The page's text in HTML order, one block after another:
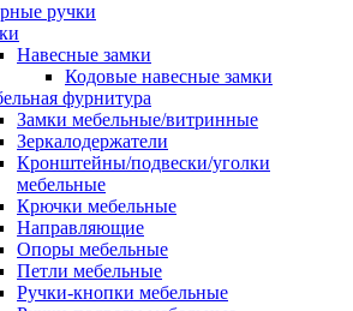
ручки
Навесные замки
Кодовые навесные замки
фурнитура
Замки мебельные/витринные
Зеркалодержатели
Кронштейны/подвески/уголки
мебельные
Крючки мебельные
Направляющие
Опоры мебельные
Петли мебельные
Ручки-кнопки мебельные